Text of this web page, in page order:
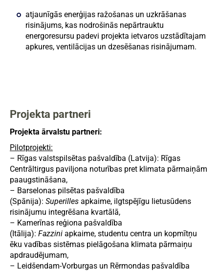
atjaunīgās enerģijas ražošanas un uzkrāšanas
risinājums, kas nodrošinās nepārtrauktu
energoresursu padevi projekta ietvaros uzstādītajam
apkures, ventilācijas un dzesēšanas risinājumam.
Projekta partneri
Projekta ārvalstu partneri:
Pilotprojekti:
– Rīgas valstspilsētas pašvaldība (Latvija): Rīgas
Centrāltirgus paviljona noturības pret klimata pārmaiņām
paaugstināšana,
– Barselonas pilsētas pašvaldība
(Spānija): Superilles apkaime, ilgtspējīgu lietusūdens
risinājumu integrēšana kvartālā,
– Kamerīnas reģiona pašvaldība
(Itālija): Fazzini apkaime, studentu centra un kopmītņu
ēku vadības sistēmas pielāgošana klimata pārmaiņu
apdraudējumam,
– Leidšendam-Vorburgas un Rērmondas pašvaldība